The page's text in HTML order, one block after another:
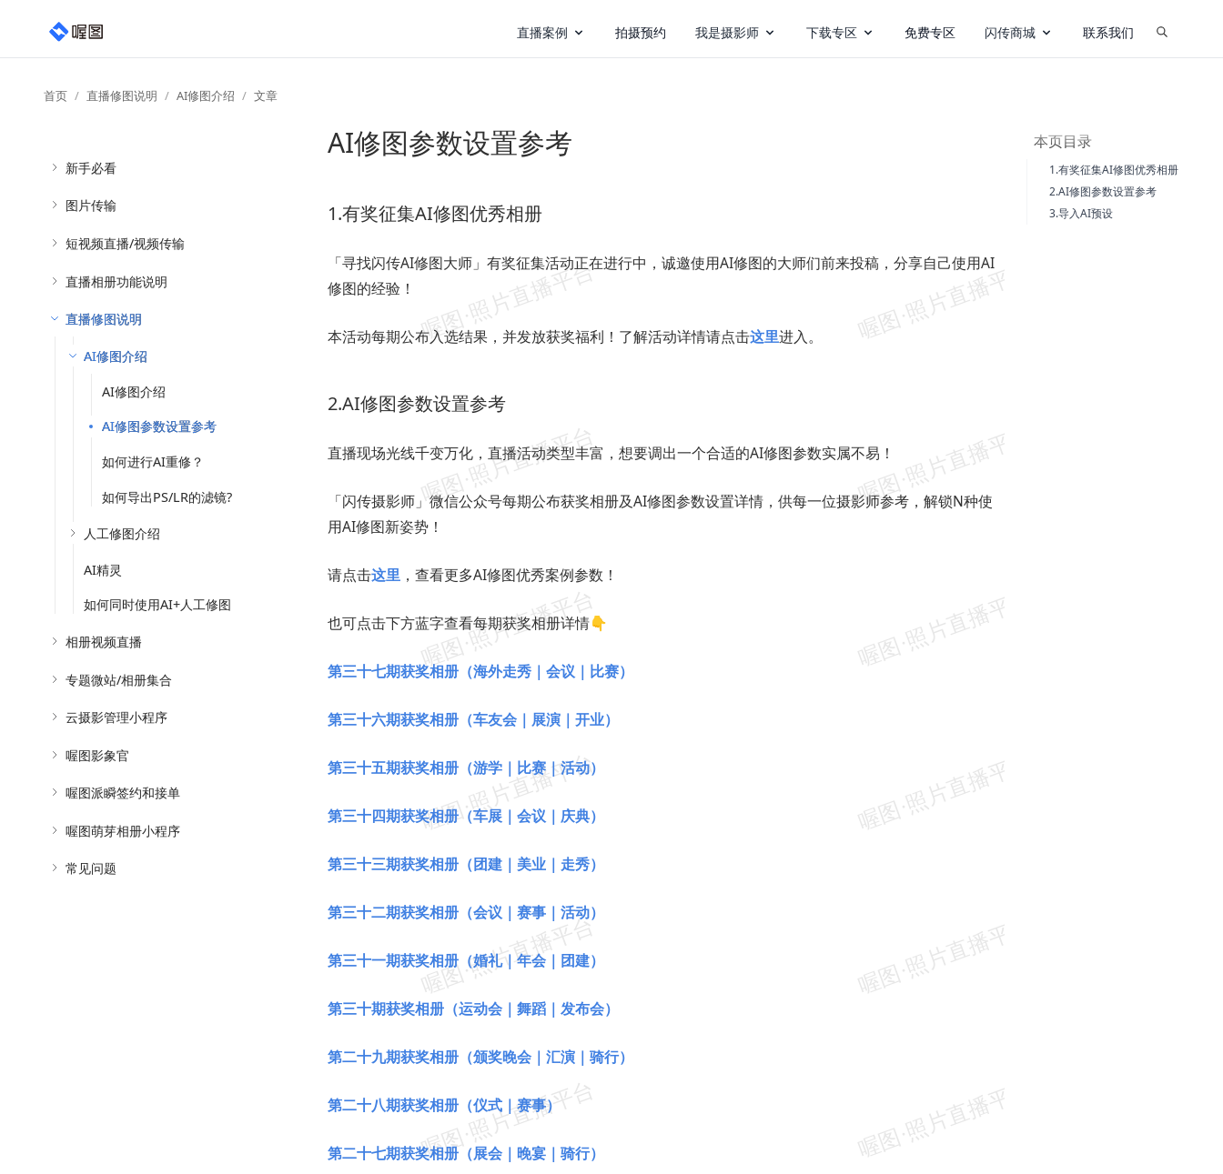
直播案例 拍摄预约 我是摄影师 下载专区 免费专区 闪传商城 联系我们
首页 直播修图说明 AI修图介绍 文章
新手必看
图片传输
短视频直播/视频传输
直播相册功能说明
直播修图说明
AI修图介绍
AI修图介绍
AI修图参数设置参考
如何进行AI重修？
如何导出PS/LR的滤镜?
人工修图介绍
AI精灵
如何同时使用AI+人工修图
相册视频直播
专题微站/相册集合
云摄影管理小程序
喔图影象官
喔图派瞬签约和接单
喔图萌芽相册小程序
常见问题
AI修图参数设置参考
1.有奖征集AI修图优秀相册
「寻找闪传AI修图大师」有奖征集活动正在进行中，诚邀使用AI修图的大师们前来投稿，分享自己使用AI
修图的经验！
本活动每期公布入选结果，并发放获奖福利！了解活动详情请点击这里进入。
2.AI修图参数设置参考
直播现场光线千变万化，直播活动类型丰富，想要调出一个合适的AI修图参数实属不易！
「闪传摄影师」微信公众号每期公布获奖相册及AI修图参数设置详情，供每一位摄影师参考，解锁N种使
用AI修图新姿势！
请点击这里 ，查看更多AI修图优秀案例参数！
也可点击下方蓝字查看每期获奖相册详情👇
第三十七期获奖相册（海外走秀｜会议｜比赛）
第三十六期获奖相册（车友会｜展演｜开业）
第三十五期获奖相册（游学｜比赛｜活动）
第三十四期获奖相册（车展｜会议｜庆典）
第三十三期获奖相册（团建｜美业｜走秀）
第三十二期获奖相册（会议｜赛事｜活动）
第三十一期获奖相册（婚礼｜年会｜团建）
第三十期获奖相册（运动会｜舞蹈｜发布会）
第二十九期获奖相册（颁奖晚会｜汇演｜骑行）
第二十八期获奖相册（仪式｜赛事）
第二十七期获奖相册（展会｜晚宴｜骑行）
本页目录
1.有奖征集AI修图优秀相册
2.AI修图参数设置参考
3.导入AI预设